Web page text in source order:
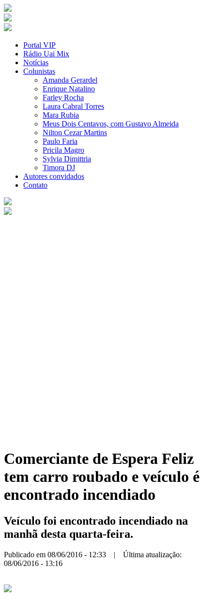
Portal VIP
Rádio Uai Mix
Notícias
Colunistas
Amanda Gerardel
Enrique Natalino
Farley Rocha
Laura Cabral Torres
Mara Rubia
Meus Dois Centavos, com Gustavo Almeida
Nilton Cezar Martins
Paulo Faria
Pricila Magro
Sylvia Dimittria
Timora DJ
Autores convidados
Contato
Comerciante de Espera Feliz
tem carro roubado e veículo é
encontrado incendiado
Veículo foi encontrado incendiado na
manhã desta quarta-feira.
Publicado em 08/06/2016 - 12:33 | Última atualização:
08/06/2016 - 13:16